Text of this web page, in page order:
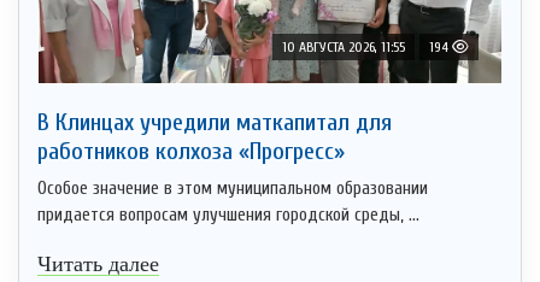
10 АВГУСТА 2026, 11:55 194
В Клинцах учредили маткапитал для
работников колхоза «Прогресс»
Особое значение в этом муниципальном образовании
придается вопросам улучшения городской среды, ...
Читать далее